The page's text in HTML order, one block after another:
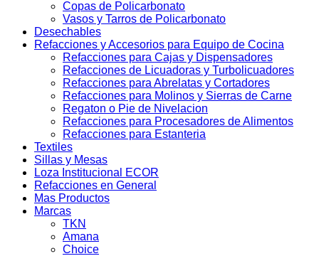
Copas de Policarbonato
Vasos y Tarros de Policarbonato
Desechables
Refacciones y Accesorios para Equipo de Cocina
Refacciones para Cajas y Dispensadores
Refacciones de Licuadoras y Turbolicuadores
Refacciones para Abrelatas y Cortadores
Refacciones para Molinos y Sierras de Carne
Regaton o Pie de Nivelacion
Refacciones para Procesadores de Alimentos
Refacciones para Estanteria
Textiles
Sillas y Mesas
Loza Institucional ECOR
Refacciones en General
Mas Productos
Marcas
TKN
Amana
Choice